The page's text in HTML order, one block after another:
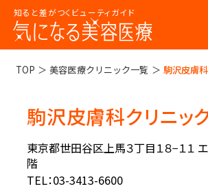
知ると差がつくビューティガイド
トップページ
美容医療ってなんだろう？
美容医療の基本情報
美容医療キーワード辞典
TOP 美容医療クリニック一覧 駒沢皮膚
駒沢皮膚科クリニッ
東京都世田谷区上馬３丁目１８−１１
階
TEL：03-3413-6600